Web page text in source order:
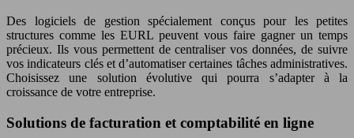
Des logiciels de gestion spécialement conçus pour les petites
structures comme les EURL peuvent vous faire gagner un temps
précieux. Ils vous permettent de centraliser vos données, de suivre
vos indicateurs clés et d’automatiser certaines tâches administratives.
Choisissez une solution évolutive qui pourra s’adapter à la
croissance de votre entreprise.
Solutions de facturation et comptabilité en ligne